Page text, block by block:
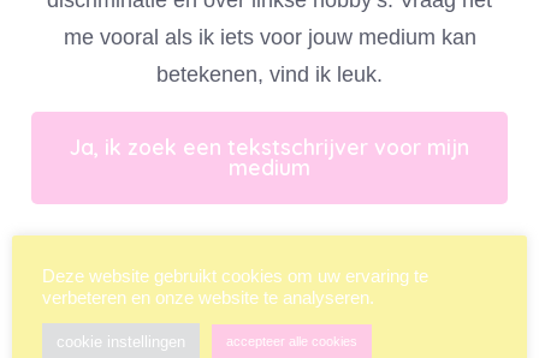
me vooral als ik iets voor jouw medium kan
betekenen, vind ik leuk.
Ja, ik zoek een tekstschrijver voor mijn
medium
Deze website gebruikt cookies om uw ervaring te
verbeteren en onze website te analyseren.
cookie instellingen accepteer alle cookies